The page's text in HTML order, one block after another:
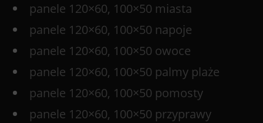
panele 120×60, 100×50 miasta
panele 120×60, 100×50 napoje
panele 120×60, 100×50 owoce
panele 120×60, 100×50 palmy plaże
panele 120×60, 100×50 pomosty
panele 120×60, 100×50 przyprawy